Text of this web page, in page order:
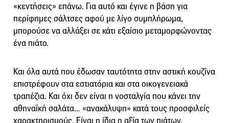
«κεντήσεις» επάνω. Για αυτό και έγινε η βάση για
περίφημες σάλτσες αφού με λίγο συμπλήρωμα,
μπορούσε να αλλάξει σε κάτι εξαίσιο μεταμορφώνοντας
ένα πιάτο.
Και όλα αυτά που έδωσαν ταυτότητα στην αστική κουζίνα
επιστρέφουν στα εστιατόρια και στα οικογενειακά
τραπέζια. Και όχι δεν είναι η νοσταλγία που κάνει την
αθηναϊκή σαλάτα… «ανακάλυψη» κατά τους προσφιλείς
χαρακτηρισμούς. Είναι η ίδια η αξία των πιάτων.